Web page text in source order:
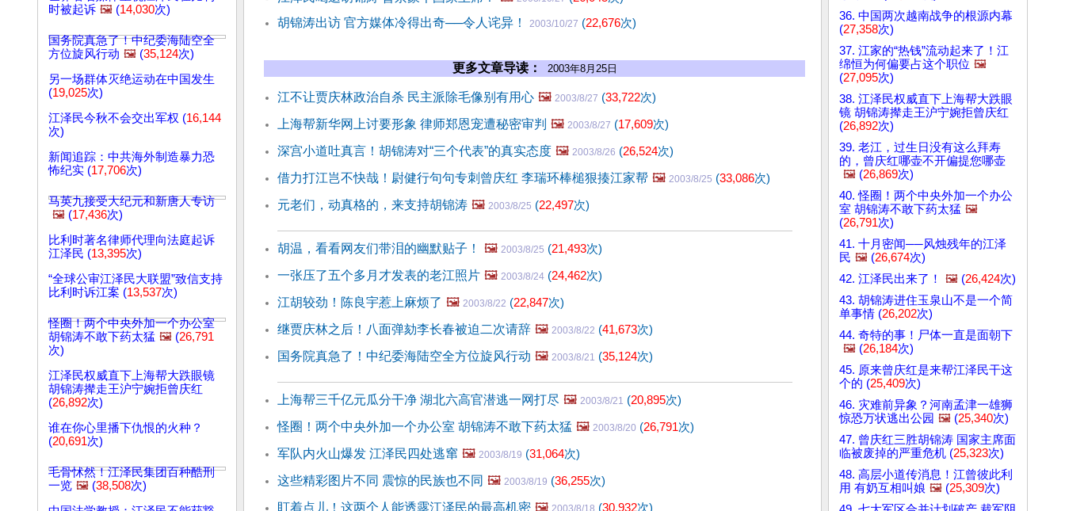
时被起诉 🖼️ (14,030次)
国务院真急了！中纪委海陆空全
方位旋风行动 🖼️ (35,124次)
另一场群体灭绝运动在中国发生
(19,025次)
江泽民今秋不会交出军权 (16,144
次)
新闻追踪：中共海外制造暴力恐
怖纪实 (17,706次)
马英九接受大纪元和新唐人专访
🖼️ (17,436次)
比利时著名律师代理向法庭起诉
江泽民 (13,395次)
“全球公审江泽民大联盟”致信支持
比利时诉江案 (13,537次)
怪圈！两个中央外加一个办公室
胡锦涛不敢下药太猛 🖼️ (26,791
次)
江泽民权威直下上海帮大跌眼镜
胡锦涛撵走王沪宁婉拒曾庆红
(26,892次)
谁在你心里播下仇恨的火种？
(20,691次)
毛骨怵然！江泽民集团百种酷刑
一览 🖼️ (38,508次)
胡锦涛出访 官方媒体冷得出奇──令人诧异！
2003/10/27 (22,676次)
更多文章导读： 2003年8月25日
江不让贾庆林政治自杀 民主派除毛像别有用心 🖼️ 2003/8/27 (33,722次)
上海帮新华网上讨要形象 律师郑恩宠遭秘密审判 🖼️ 2003/8/27 (17,609次)
深宫小道吐真言！胡锦涛对“三个代表”的真实态度 🖼️ 2003/8/26 (26,524次)
借力打江岂不快哉！尉健行句句专刺曾庆红 李瑞环棒槌狠揍江家帮 🖼️ 2003/8/25 (33,086次)
元老们，动真格的，来支持胡锦涛 🖼️ 2003/8/25 (22,497次)
胡温，看看网友们带泪的幽默贴子！ 🖼️ 2003/8/25 (21,493次)
一张压了五个多月才发表的老江照片 🖼️ 2003/8/24 (24,462次)
江胡较劲！陈良宇惹上麻烦了 🖼️ 2003/8/22 (22,847次)
继贾庆林之后！八面弹劾李长春被迫二次请辞 🖼️ 2003/8/22 (41,673次)
国务院真急了！中纪委海陆空全方位旋风行动 🖼️ 2003/8/21 (35,124次)
上海帮三千亿元瓜分干净 湖北六高官潜逃一网打尽 🖼️ 2003/8/21 (20,895次)
怪圈！两个中央外加一个办公室 胡锦涛不敢下药太猛 🖼️ 2003/8/20 (26,791次)
军队内火山爆发 江泽民四处逃窜 🖼️ 2003/8/19 (31,064次)
这些精彩图片不同 震惊的民族也不同 🖼️ 2003/8/19 (36,255次)
盯着点儿！这两个人能透露江泽民的最高机密 🖼️ 2003/8/18 (30,932次)
36. 中国两次越南战争的根源内幕
(27,358次)
37. 江家的“热钱”流动起来了！江
绵恒为何偏要占这个职位 🖼️
(27,095次)
38. 江泽民权威直下上海帮大跌眼
镜 胡锦涛撵走王沪宁婉拒曾庆红
(26,892次)
39. 老江，过生日没有这么拜寿
的，曾庆红哪壶不开偏提您哪壶
🖼️ (26,869次)
40. 怪圈！两个中央外加一个办公
室 胡锦涛不敢下药太猛 🖼️
(26,791次)
41. 十月密闻──风烛残年的江泽
民 🖼️ (26,674次)
42. 江泽民出来了！
🖼️ (26,424次)
43. 胡锦涛进住玉泉山不是一个简
单事情 (26,202次)
44. 奇特的事！尸体一直是面朝下
🖼️ (26,184次)
45. 原来曾庆红是来帮江泽民干这
个的 (25,409次)
46. 灾难前异象？河南孟津一雄狮
惊恐万状逃出公园 🖼️ (25,340次)
47. 曾庆红三胜胡锦涛 国家主席面
临被废掉的严重危机 (25,323次)
48. 高层小道传消息！江曾彼此利
用 有奶互相叫娘 🖼️ (25,309次)